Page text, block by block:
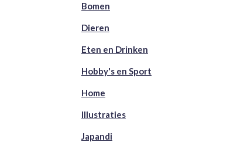
Bomen
Dieren
Eten en Drinken
Hobby's en Sport
Home
Illustraties
Japandi